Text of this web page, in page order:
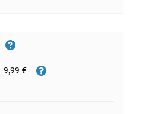
9,99 €